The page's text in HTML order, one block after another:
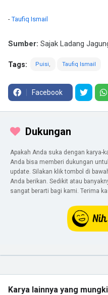
-Taufiq Ismail
Sumber: Sajak Ladang
Tags: Puisi Taufiq Ismail
Facebook
Dukungan
Apakah Anda suka dengan karya-
Anda bisa memberi dukungan
update. Silakan klik tombol di
Anda berikan. Sedikit atau
sangat berarti bagi kami. Terima
Karya lainnya yang